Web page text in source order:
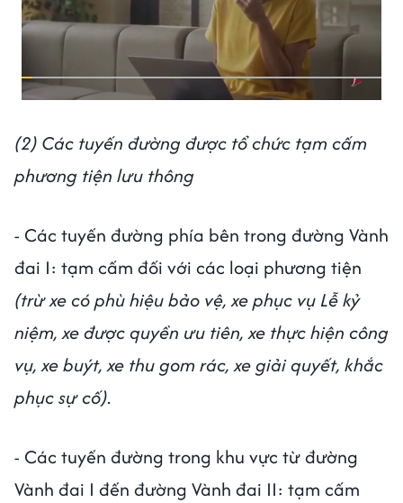
(2) Các tuyến đường được tổ chức tạm cấm
phương tiện lưu thông
- Các tuyến đường phía bên trong đường Vành
đai I: tạm cấm đối với các loại phương tiện
(trừ xe có phù hiệu bảo vệ, xe phục vụ Lễ kỷ
niệm, xe được quyền ưu tiên, xe thực hiện công
vụ, xe buýt, xe thu gom rác, xe giải quyết, khắc
phục sự cố).
- Các tuyến đường trong khu vực từ đường
Vành đai I đến đường Vành đai II: tạm cấm